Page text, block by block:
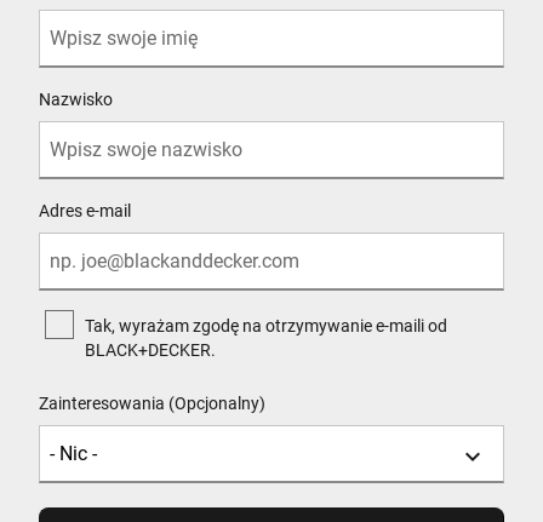
Nazwisko
Adres e-mail
Tak, wyrażam zgodę na otrzymywanie e-maili od
BLACK+DECKER.
Zainteresowania (Opcjonalny)